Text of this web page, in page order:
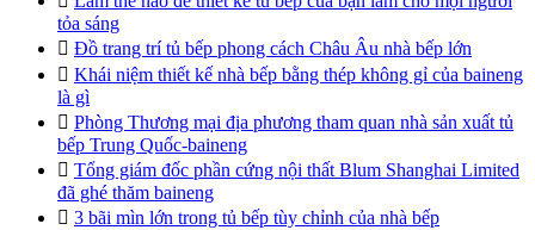
tỏa sáng
 Đồ trang trí tủ bếp phong cách Châu Âu nhà bếp lớn
 Khái niệm thiết kế nhà bếp bằng thép không gỉ của baineng
là gì
 Phòng Thương mại địa phương tham quan nhà sản xuất tủ
bếp Trung Quốc-baineng
 Tổng giám đốc phần cứng nội thất Blum Shanghai Limited
đã ghé thăm baineng
 3 bãi mìn lớn trong tủ bếp tùy chỉnh của nhà bếp